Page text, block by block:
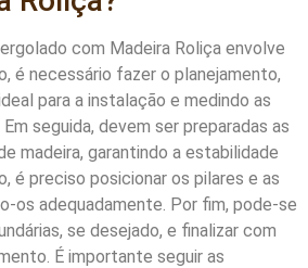
com Madeira Roliça envolve
é necessário fazer o planejamento,
para a instalação e medindo as
seguida, devem ser preparadas as
madeira, garantindo a estabilidade
é preciso posicionar os pilares e as
os adequadamente. Por fim, pode-se
se desejado, e finalizar com
É importante seguir as